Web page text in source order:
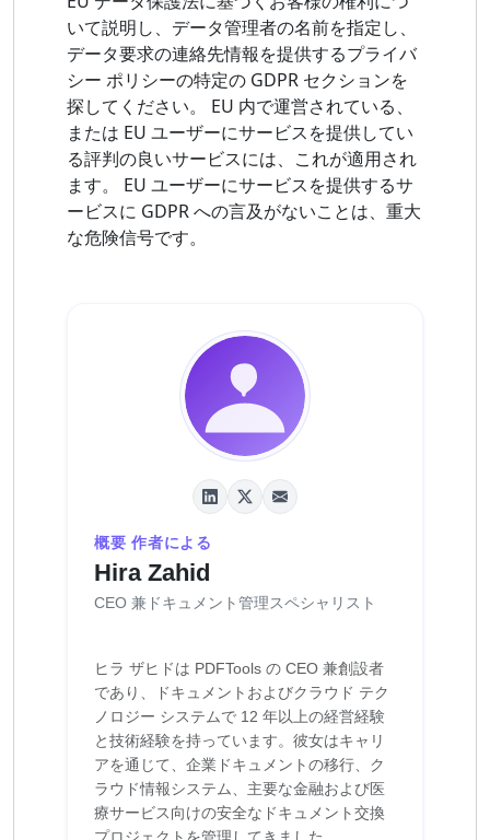
いて説明し、データ管理者の名前を指定し、
データ要求の連絡先情報を提供するプライバ
シー ポリシーの特定の GDPR セクションを
探してください。 EU 内で運営されている、
または EU ユーザーにサービスを提供してい
る評判の良いサービスには、これが適用され
ます。 EU ユーザーにサービスを提供するサ
ービスに GDPR への言及がないことは、重大
な危険信号です。
概要 作者による
Hira Zahid
CEO 兼ドキュメント管理スペシャリスト
ヒラ ザヒドは PDFTools の CEO 兼創設者
であり、ドキュメントおよびクラウド テク
ノロジー システムで 12 年以上の経営経験
と技術経験を持っています。彼女はキャリ
アを通じて、企業ドキュメントの移行、ク
ラウド情報システム、主要な金融および医
療サービス向けの安全なドキュメント交換